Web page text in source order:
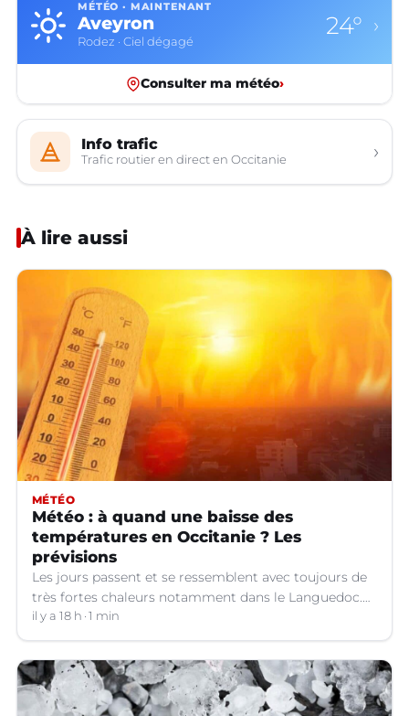
MÉTÉO · MAINTENANT
Aveyron
Rodez · Ciel dégagé
24° ›
Consulter ma météo›
Info trafic
Trafic routier en direct en Occitanie ›
À lire aussi
MÉTÉO
Météo : à quand une baisse des
températures en Occitanie ? Les
prévisions
Les jours passent et se ressemblent avec toujours de
très fortes chaleurs notamment dans le Languedoc.
Jusqu’à quand ?
il y a 18 h 1 min